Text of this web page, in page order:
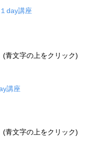
day講座
(青文字の上をクリック)
講座
(青文字の上をクリック)